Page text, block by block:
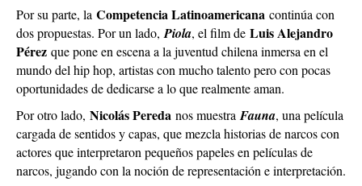
Por su parte, la Competencia Latinoamericana continúa con
dos propuestas. Por un lado, Piola, el film de Luis Alejandro
Pérez que pone en escena a la juventud chilena inmersa en el
mundo del hip hop, artistas con mucho talento pero con pocas
oportunidades de dedicarse a lo que realmente aman.
Por otro lado, Nicolás Pereda nos muestra Fauna, una película
cargada de sentidos y capas, que mezcla historias de narcos con
actores que interpretaron pequeños papeles en películas de
narcos, jugando con la noción de representación e interpretación.